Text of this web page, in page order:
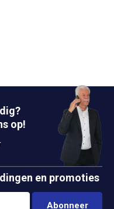
op!
en promoties
Abonneer